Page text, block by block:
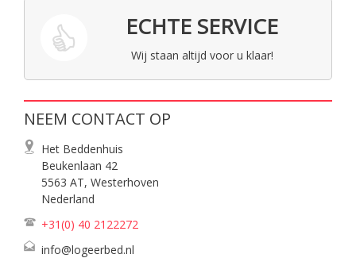
ECHTE SERVICE
Wij staan altijd voor u klaar!
NEEM CONTACT OP
Het Beddenhuis
Beukenlaan 42
5563 AT, Westerhoven
Nederland
+31(0) 40 2122272
info@logeerbed.nl